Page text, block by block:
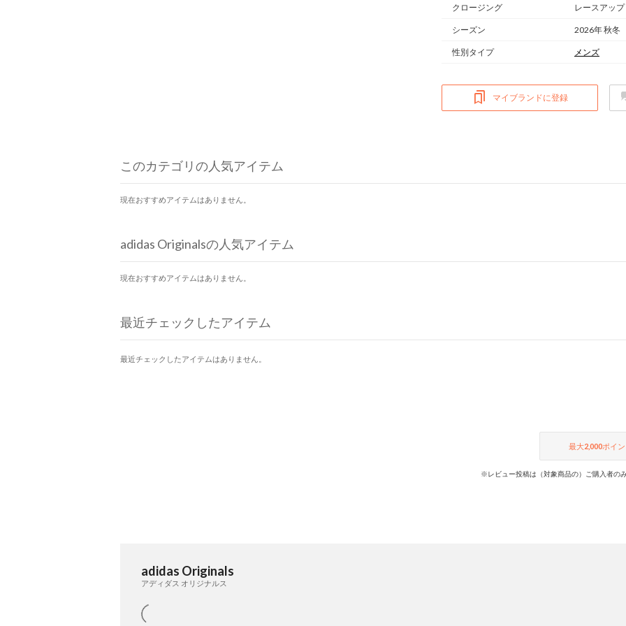
クロージング レースアップ
シーズン 2026年 秋冬
性別タイプ メンズ
マイブランドに登録
このカテゴリの人気アイテム
現在おすすめアイテムはありません。
adidas Originalsの人気アイテム
現在おすすめアイテムはありません。
最近チェックしたアイテム
最近チェックしたアイテムはありません。
最大2,000ポイ
※レビュー投稿は（対象商品の）ご購入者の
adidas Originals
アディダス オリジナルス